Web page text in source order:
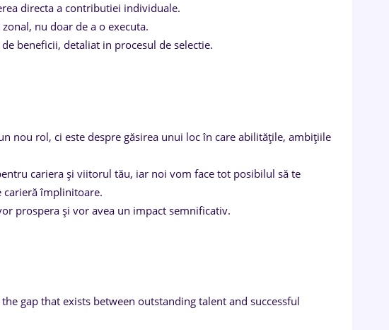
directa a contributiei individuale.
nu doar de a o executa.
beneficii, detaliat in procesul de selectie.
nou rol, ci este despre găsirea unui loc în care abilitățile, ambițiile
cariera și viitorul tău, iar noi vom face tot posibilul să te
împlinitoare.
prospera și vor avea un impact semnificativ.
gap that exists between outstanding talent and successful